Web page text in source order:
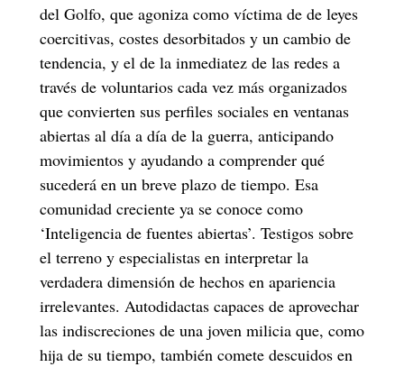
del Golfo, que agoniza como víctima de de leyes
coercitivas, costes desorbitados y un cambio de
tendencia, y el de la inmediatez de las redes a
través de voluntarios cada vez más organizados
que convierten sus perfiles sociales en ventanas
abiertas al día a día de la guerra, anticipando
movimientos y ayudando a comprender qué
sucederá en un breve plazo de tiempo. Esa
comunidad creciente ya se conoce como
‘Inteligencia de fuentes abiertas’. Testigos sobre
el terreno y especialistas en interpretar la
verdadera dimensión de hechos en apariencia
irrelevantes. Autodidactas capaces de aprovechar
las indiscreciones de una joven milicia que, como
hija de su tiempo, también comete descuidos en